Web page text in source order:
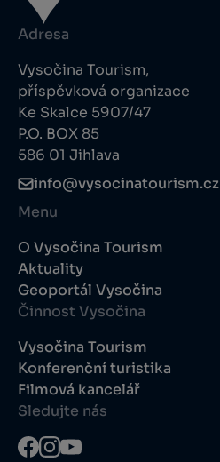
Adresa
Vysočina Tourism,
příspěvková organizace
Ke Skalce 5907/47
P.O. BOX 85
586 01 Jihlava
info@vysocinatourism.cz
Menu
O Vysočina Tourism
Aktuality
Geoportál Vysočina
Činnost Vysočina
Vysočina Tourism
Konferenční turistika
Filmová kancelář
Sledujte nás